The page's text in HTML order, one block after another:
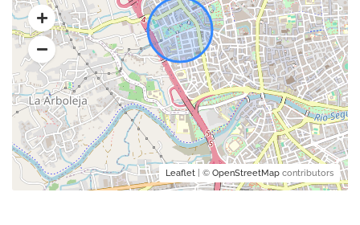
Leaflet | © OpenStreetMap contributors